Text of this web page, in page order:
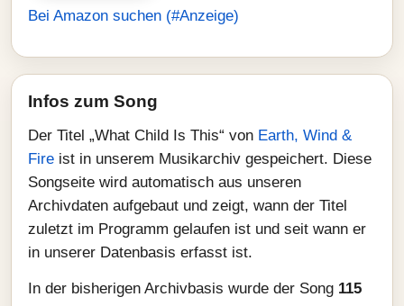
Bei Amazon suchen (#Anzeige)
Infos zum Song
Der Titel „What Child Is This“ von Earth, Wind &
Fire ist in unserem Musikarchiv gespeichert. Diese
Songseite wird automatisch aus unseren
Archivdaten aufgebaut und zeigt, wann der Titel
zuletzt im Programm gelaufen ist und seit wann er
in unserer Datenbasis erfasst ist.
In der bisherigen Archivbasis wurde der Song 115